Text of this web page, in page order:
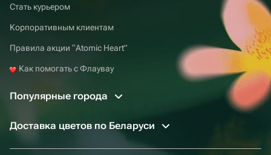
Стать курьером
Корпоративным клиентам
Правила акции “Atomic Heart”
Как помогать с Флаувау
Популярные города
Доставка цветов по Беларуси